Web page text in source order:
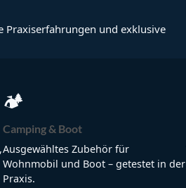
Praxiserfahrungen und exklusive
🏕
Camping & Boot
Ausgewähltes Zubehör für
Wohnmobil und Boot – getestet in der
Praxis.